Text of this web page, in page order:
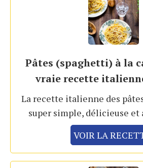
Pâtes (spaghetti) à la
vraie recette
La recette italienne des
super simple, délicieuse et
VOIR LA